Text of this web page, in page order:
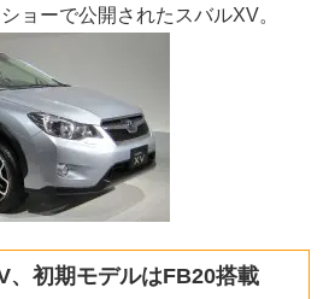
ョーで公開されたスバルXV。
、初期モデルはFB20搭載